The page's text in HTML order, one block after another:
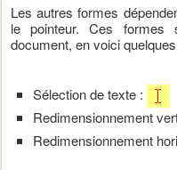
Les autres formes
le pointeur. Ces formes
document, en voici
Sélection de texte :
Redimensionnement
Redimensionnement